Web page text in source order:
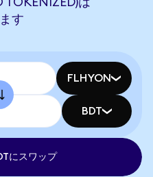
す
FLHYON
BDT
にスワップ